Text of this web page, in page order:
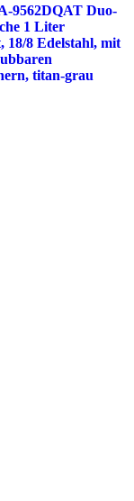
9562DQAT Duo-
1 Liter
18/8 Edelstahl, mit
titan-grau